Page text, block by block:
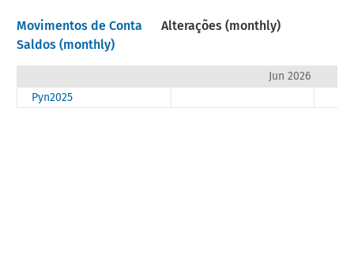
Movimentos de Conta
Alterações (monthly)
Saldos (monthly)
Jun 2026
Pyn2025